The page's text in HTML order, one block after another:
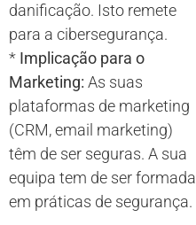
danificação. Isto remete
para a cibersegurança.
* Implicação para o
Marketing: As suas
plataformas de marketing
(CRM, email marketing)
têm de ser seguras. A sua
equipa tem de ser formada
em práticas de segurança.